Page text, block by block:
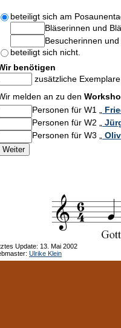
beteiligt sich am
Bläserinnen und
Besucherinnen und
beteiligt sich nicht.
benötigen
zusätzliche
melden an zu den
Personen für W1 „
Personen für W2 „
Personen für W3 „
Update: 13. Mai 2002
Ulrike Klein